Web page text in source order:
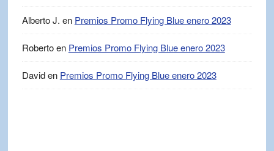
Alberto J. en Premios Promo Flying Blue enero 2023
Robertoen Premios Promo Flying Blue enero 2023
Daviden Premios Promo Flying Blue enero 2023